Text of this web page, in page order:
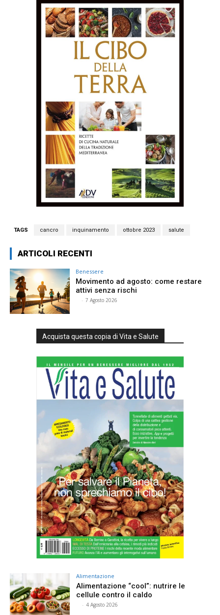
TAGS cancro inquinamento ottobre 2023 salute
ARTICOLI RECENTI
Benessere
Movimento ad agosto: come restare
attivi senza rischi
- 7 Agosto 2026
Acquista questa copia di Vita e Salute
Alimentazione
Alimentazione “cool”: nutrire le
cellule contro il caldo
- 4 Agosto 2026